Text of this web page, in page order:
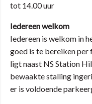
tot 14.00 uur
Iedereen welkom
Iedereen is welkom in
goed is te bereiken per
ligt naast NS Station
bewaakte stalling
er is voldoende